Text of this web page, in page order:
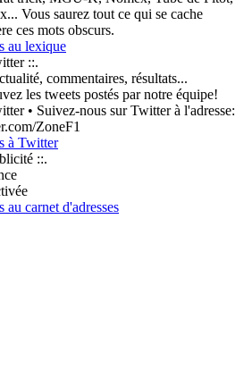
Vous saurez tout ce qui se cache
ces mots obscurs.
au lexique
::.
commentaires, résultats...
les tweets postés par notre équipe!
• Suivez-nous sur Twitter à l'adresse:
ZoneF1
à Twitter
::.
au carnet d'adresses